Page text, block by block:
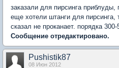
заказали для пирсинга
еще хотели штанги для пирсинга,
сказал не проканает. порядка
Сообщение отредактировано.
Pushistik87
08 Июн 2012